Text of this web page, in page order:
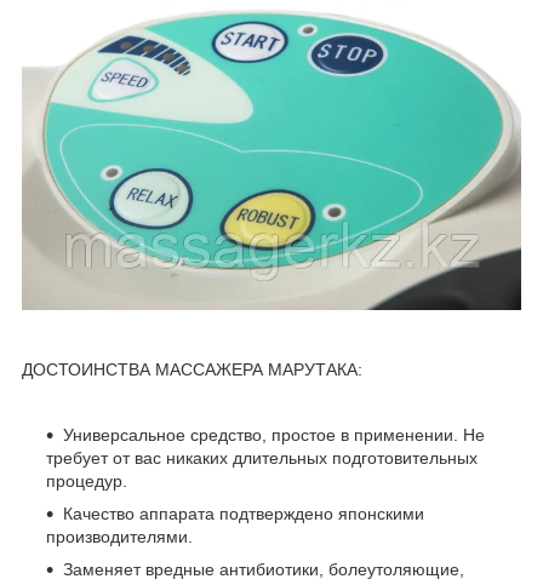
ДОСТОИНСТВА МАССАЖЕРА МАРУТАКА:
Универсальное средство, простое в применении. Не
требует от вас никаких длительных подготовительных
процедур.
Качество аппарата подтверждено японскими
производителями.
Заменяет вредные антибиотики, болеутоляющие,